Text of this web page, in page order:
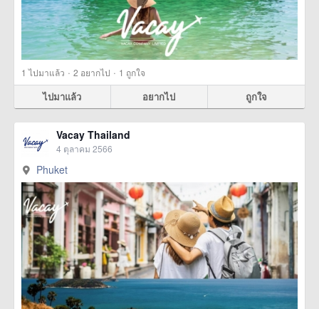
1 ไปมาแล้ว · 2 อยากไป · 1 ถูกใจ
ไปมาแล้ว อยากไป ถูกใจ
Vacay Thailand
4 ตุลาคม 2566
Phuket